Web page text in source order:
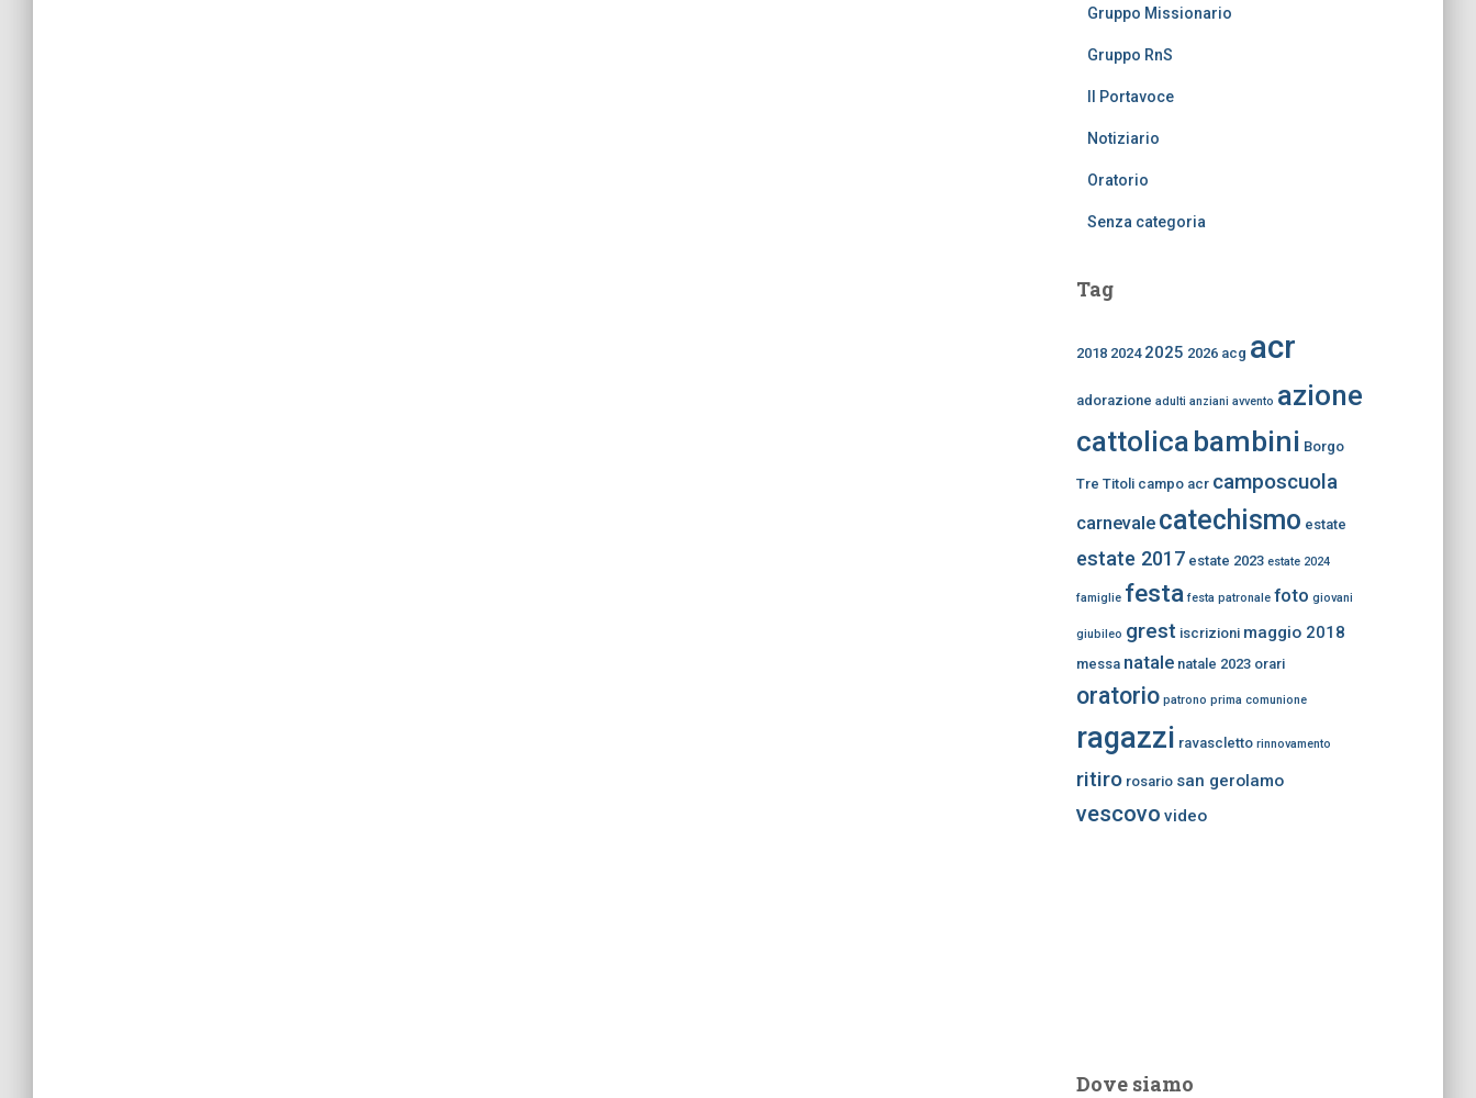
Gruppo Missionario
Gruppo RnS
Il Portavoce
Notiziario
Oratorio
Senza categoria
Tag
2018 2024 2025 2026 acg acr
adorazione adulti anziani avvento azione
cattolica bambini Borgo
Tre Titoli campo acr camposcuola
carnevale catechismo estate
estate 2017 estate 2023 estate 2024
famiglie festa festa patronale foto giovani
giubileo grest iscrizioni maggio 2018
messa natale natale 2023 orari
oratorio patrono prima comunione
ragazzi ravascletto rinnovamento
ritiro rosario san gerolamo
vescovo video
Dove siamo